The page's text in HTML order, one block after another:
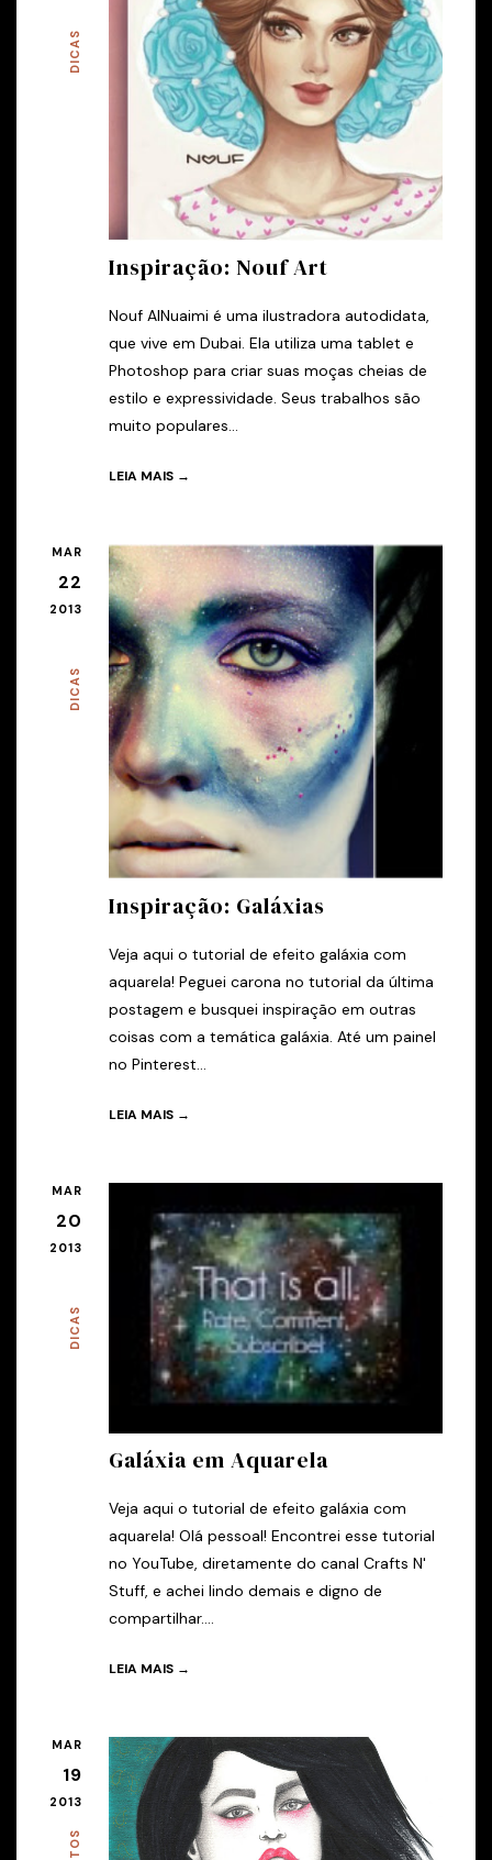
DICAS
Inspiração: Nouf Art
Nouf AlNuaimi é uma ilustradora autodidata,
que vive em Dubai. Ela utiliza uma tablet e
Photoshop para criar suas moças cheias de
estilo e expressividade. Seus trabalhos são
muito populares...
LEIA MAIS →
MAR
22
2013
DICAS
Inspiração: Galáxias
Veja aqui o tutorial de efeito galáxia com
aquarela! Peguei carona no tutorial da última
postagem e busquei inspiração em outras
coisas com a temática galáxia. Até um painel
no Pinterest...
LEIA MAIS →
MAR
20
2013
DICAS
Galáxia em Aquarela
Veja aqui o tutorial de efeito galáxia com
aquarela! Olá pessoal! Encontrei esse tutorial
no YouTube, diretamente do canal Crafts N'
Stuff, e achei lindo demais e digno de
compartilhar....
LEIA MAIS →
MAR
19
2013